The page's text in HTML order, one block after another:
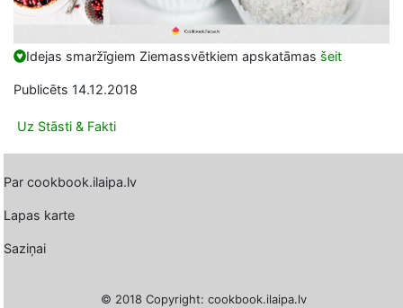
Idejas smaržīgiem Ziemassvētkiem apskatāmas šeit
Publicēts 14.12.2018
Uz Stāsti & Fakti
Par cookbook.ilaipa.lv
Lapas karte
Saziņai
© 2018 Copyright: cookbook.ilaipa.lv